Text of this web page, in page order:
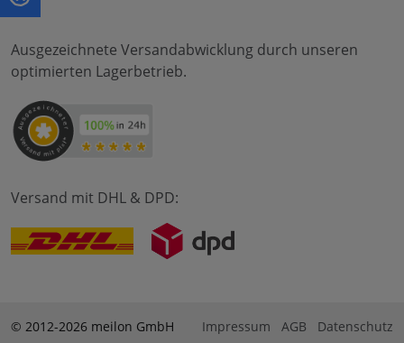
Ausgezeichnete Versandabwicklung durch unseren
optimierten Lagerbetrieb.
Versand mit DHL & DPD:
© 2012-2026 meilon GmbH Impressum AGB Datenschutz